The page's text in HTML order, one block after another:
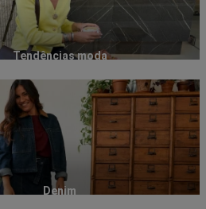
Tendências moda
Denim